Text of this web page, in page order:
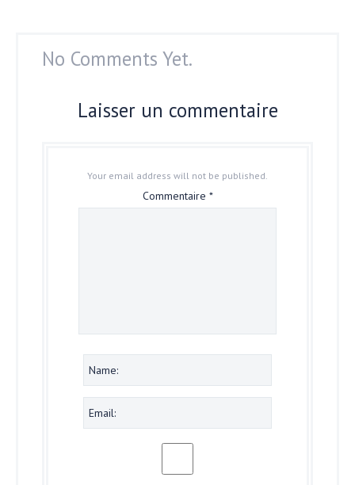
No Comments Yet.
Laisser un commentaire
Your email address will not be published.
Commentaire *